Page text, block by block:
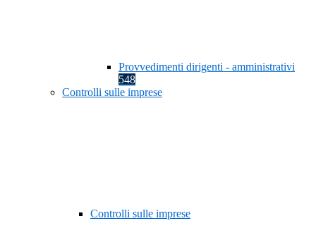
Provvedimenti dirigenti - amministrativi
548
Controlli sulle imprese
Controlli sulle imprese